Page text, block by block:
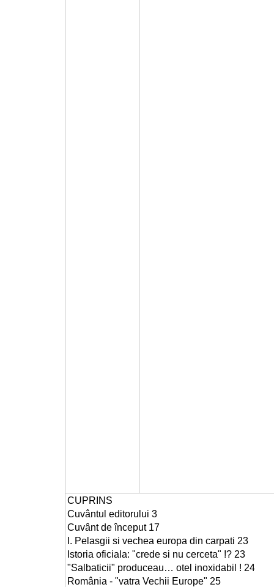
CUPRINS
Cuvântul editorului 3
Cuvânt de început 17
I. Pelasgii si vechea europa din carpati 23
Istoria oficiala: "crede si nu cerceta" !? 23
"Salbaticii" produceau… otel inoxidabil ! 24
România - "vatra Vechii Europe" 25